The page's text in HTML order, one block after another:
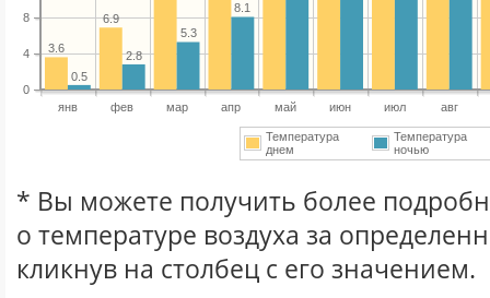
янв фев мар апр май июн июл авг
0
4
8 6.9
3.6
8.1
5.3
2.8
0.5
Температура
днем
Температура
ночью
* Вы можете получить более
о температуре воздуха за
кликнув на столбец с его значением.